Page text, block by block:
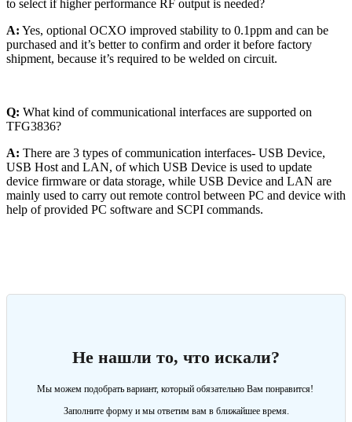
to select if higher performance RF output is needed?
A: Yes, optional OCXO improved stability to 0.1ppm and can be
purchased and it’s better to confirm and order it before factory
shipment, because it’s required to be welded on circuit.
Q: What kind of communicational interfaces are supported on
TFG3836?
A: There are 3 types of communication interfaces- USB Device,
USB Host and LAN, of which USB Device is used to update
device firmware or data storage, while USB Device and LAN are
mainly used to carry out remote control between PC and device with
help of provided PC software and SCPI commands.
Не нашли то, что искали?
Мы можем подобрать вариант, который обязательно Вам понравится!
Заполните форму и мы ответим вам в ближайшее время.